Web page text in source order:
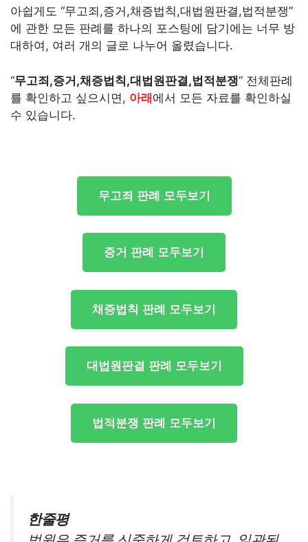
아쉽게도 “무고죄,증거,채증법칙,대법원판결,법적분쟁”
에 관한 모든 판례를 하나의 포스팅에 담기에는 너무 방
대하여, 여러 개의 글로 나누어 올렸습니다.
“무고죄,증거,채증법칙,대법원판결,법적분쟁” 전체판례
를 확인하고 싶으시면, 아래에서 모든 자료를 확인하실
수 있습니다.
무고죄 판례 모두보기
증거 판례 모두보기
채증법칙 판례 모두보기
대법원판결 판례 모두보기
법적분쟁 판례 모두보기
한줄평